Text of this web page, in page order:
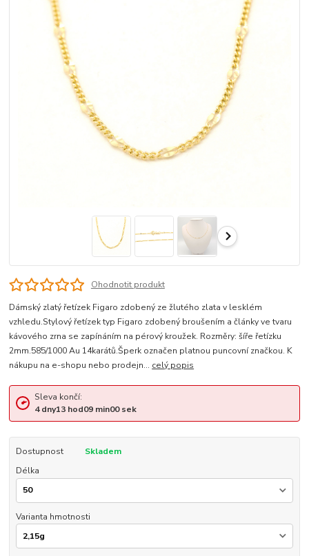
Ohodnotit produkt
Dámský zlatý řetízek Figaro zdobený ze žlutého zlata v lesklém
vzhledu.Stylový řetízek typ Figaro zdobený broušením a články ve tvaru
kávového zrna se zapínáním na pérový kroužek. Rozměry: šíře řetízku
2mm.585/1000 Au 14karátů.Šperk označen platnou puncovní značkou. K
nákupu na e-shopu nebo prodejn... celý popis
Sleva končí:
4 dny13hod09min00sek
Dostupnost
Skladem
Délka
Varianta hmotnosti